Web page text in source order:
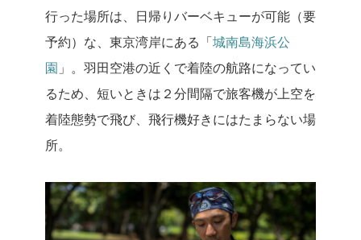
行った場所は、日帰りバーベキューが可能（要
予約）な、東京湾岸にある「城南島海浜公
園 」。羽田空港の近くで着陸の航路になってい
るため、短いときは２分間隔で旅客機が上空を
着陸態勢で飛び、飛行機好きにはたまらない場
所。